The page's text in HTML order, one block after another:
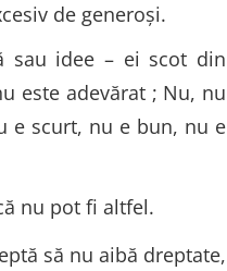
de generoşi.
sau idee – ei scot din
este adevărat ; Nu, nu
e scurt, nu e bun, nu e
nu pot fi altfel.
să nu aibă dreptate,